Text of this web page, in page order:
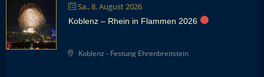
Sa., 8. August 2026
Koblenz – Rhein in Flammen 2026
Koblenz - Festung Ehrenbreitstein